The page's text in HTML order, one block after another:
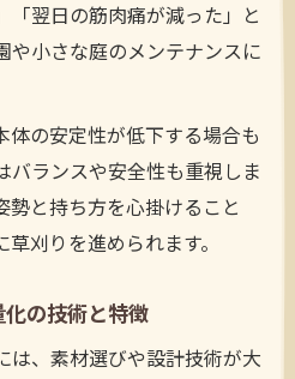
翌日の筋肉痛が減った」と
や小さな庭のメンテナンスに
体の安定性が低下する場合も
バランスや安全性も重視しま
勢と持ち方を心掛けること
刈りを進められます。
の技術と特徴
は、素材選びや設計技術が大